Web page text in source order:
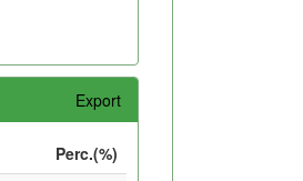
Export
Perc.(%)